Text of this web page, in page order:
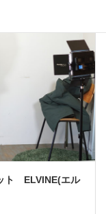
ト ELVINE(エル